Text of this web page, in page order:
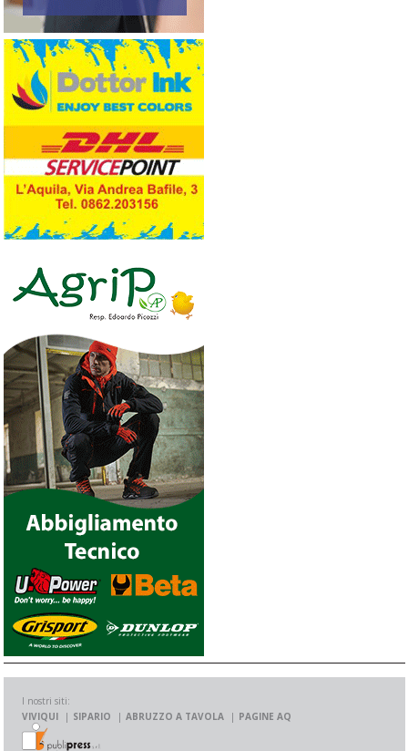
I nostri siti:
VIVIQUI
SIPARIO ABRUZZO A TAVOLA PAGINE AQ